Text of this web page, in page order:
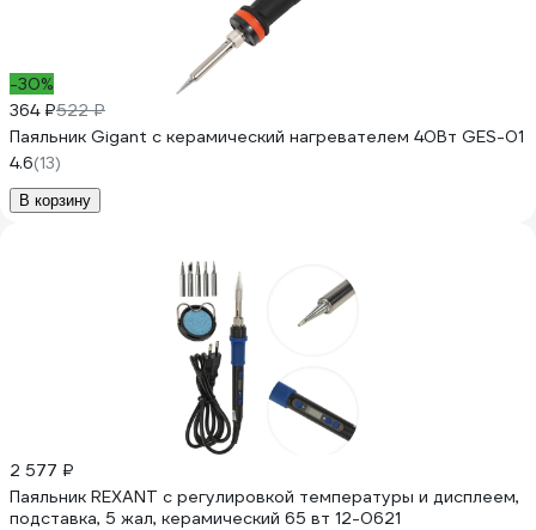
-30%
364 ₽522 ₽
Паяльник Gigant с керамический нагревателем 40Вт GES-01
4.6(13)
В корзину
2 577 ₽
Паяльник REXANT с регулировкой температуры и дисплеем,
подставка, 5 жал, керамический 65 вт 12-0621